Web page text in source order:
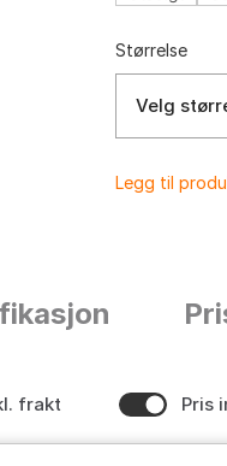
Størrelse
Velg
Legg til
frakt Pris